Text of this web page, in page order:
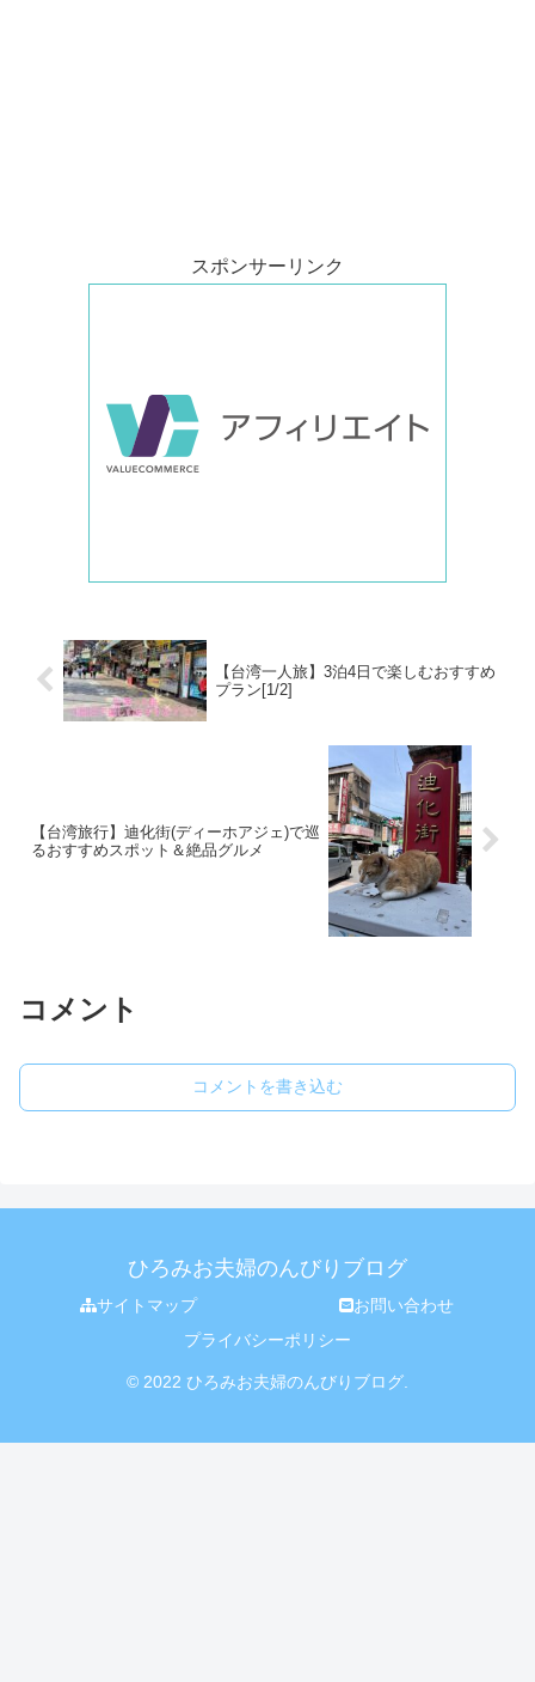
スポンサーリンク
【台湾一人旅】3泊4日で楽しむおすすめ
プラン[1/2]
【台湾旅行】迪化街(ディーホアジェ)で巡
るおすすめスポット＆絶品グルメ
コメント
コメントを書き込む
ひろみお夫婦のんびりブログ
サイトマップ
お問い合わせ
プライバシーポリシー
© 2022 ひろみお夫婦のんびりブログ.